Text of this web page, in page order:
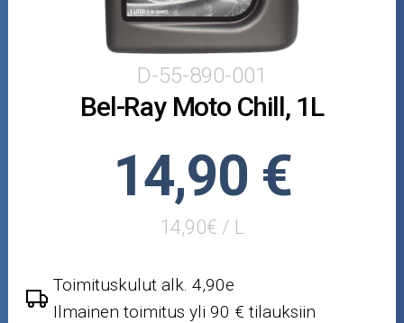
Nastarenkaat
Renkaat ja vanteet
Öljyt ja kemikaalit
Outlet-tuotteet
D-55-890-001
Bel-Ray Moto Chill, 1L
14,90 €
14,90€ / L
Toimituskulut alk. 4,90e
Ilmainen toimitus yli 90 € tilauksiin